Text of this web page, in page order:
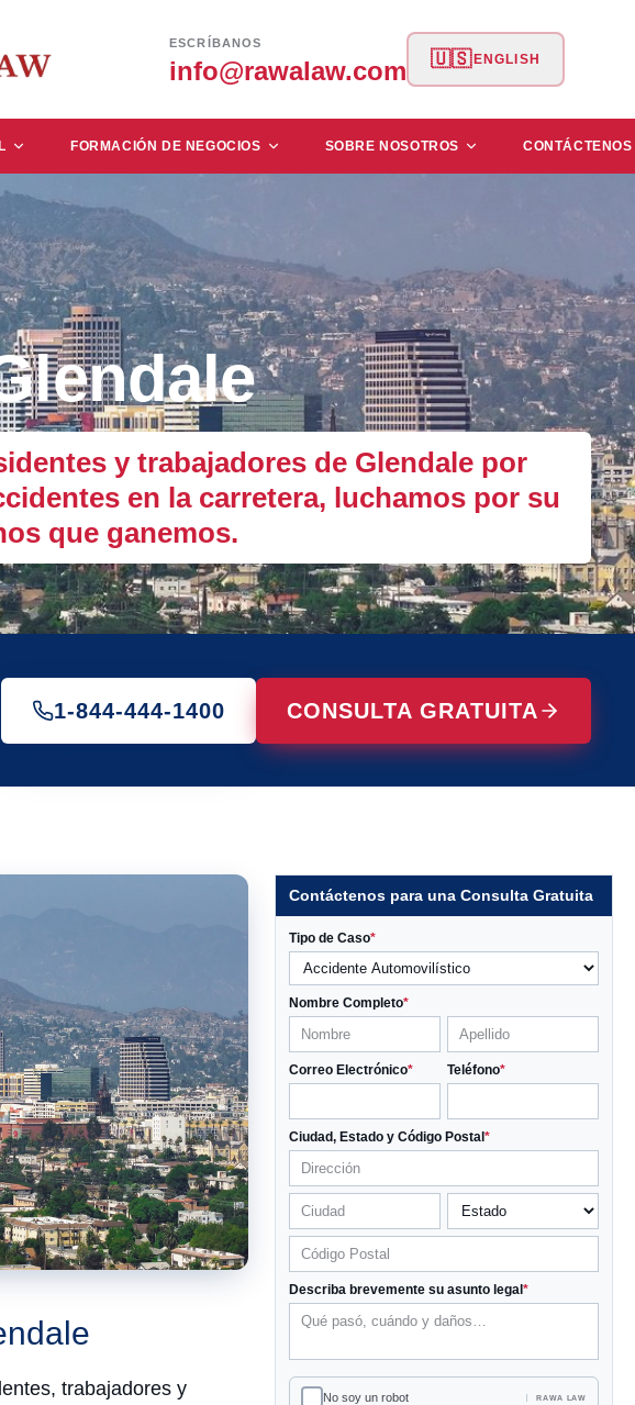
ESCRÍBANOS
info@rawalaw.com 🇺🇸 ENGLISH
FORMACIÓN DE NEGOCIOS SOBRE NOSOTROS CONTÁCTENOS
y trabajadores de Glendale por
en la carretera, luchamos por su
que ganemos.
1-844-444-1400 CONSULTA GRATUITA
trabajadores y
Contáctenos para una Consulta Gratuita
Tipo de Caso*
Nombre Completo*
Correo Electrónico* Teléfono*
Ciudad, Estado y Código Postal *
Describa brevemente su asunto legal *
No soy un robot RAWA LAW